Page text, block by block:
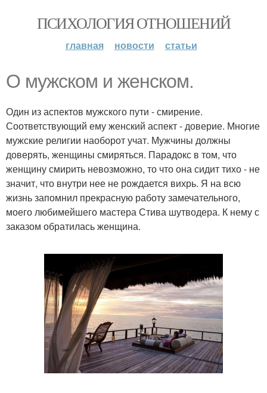
ПСИХОЛОГИЯ ОТНОШЕНИЙ
главная новости статьи
О мужском и женском.
Один из аспектов мужского пути - смирение.
Соответствующий ему женский аспект - доверие. Многие
мужские религии наоборот учат. Мужчины должны
доверять, женщины смиряться. Парадокс в том, что
женщину смирить невозможно, то что она сидит тихо - не
значит, что внутри нее не рождается вихрь. Я на всю
жизнь запомнил прекрасную работу замечательного,
моего любимейшего мастера Стива шутводера. К нему с
заказом обратилась женщина.